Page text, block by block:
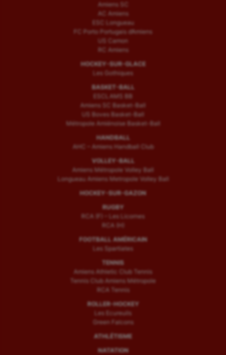
Amiens SC
AC Amiens
ESC Longueau
FC Porto Portugais d’Amiens
US Camon
RC Amiens
HOCKEY-SUR-GLACE
Les Gothiques
BASKET-BALL
ESCLAMS BB
Amiens SC Basket-Ball
US Boves Basket-Ball
Métropole Amiénoise Basket-Ball
HANDBALL
AHC – Amiens Handball Club
VOLLEY-BALL
Amiens Métropole Volley Ball
Longueau Amiens Metropole Volley Ball
HOCKEY-SUR-GAZON
RUGBY
RCA (F) – Les Licornes
RCA (H)
FOOTBALL AMÉRICAIN
Les Spartiates
TENNIS
Amiens Athletic Club Tennis
Tennis Club Amiens Métropole
RCA Tennis
ROLLER-HOCKEY
Les Ecureuils
Green Falcons
ATHLÉTISME
NATATION